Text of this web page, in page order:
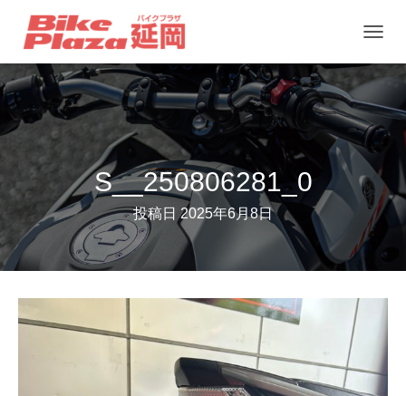
ビ
ー
シ
ョ
ン
を
り
S__250806281_0
投稿日2025年6月8日